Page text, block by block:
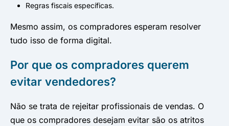
Regras fiscais específicas.
Mesmo assim, os compradores esperam resolver
tudo isso de forma digital.
Por que os compradores querem
evitar vendedores?
Não se trata de rejeitar profissionais de vendas. O
que os compradores desejam evitar são os atritos